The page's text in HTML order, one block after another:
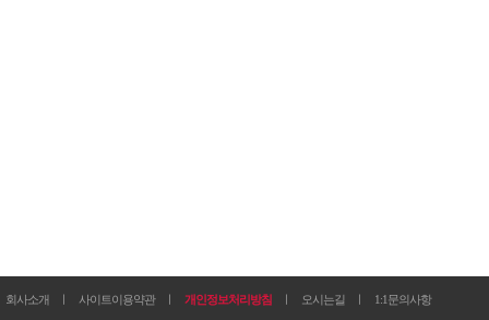
회사소개 ㅣ 사이트이용약관 ㅣ 개인정보처리방침 ㅣ 오시는길 ㅣ 1:1문의사항